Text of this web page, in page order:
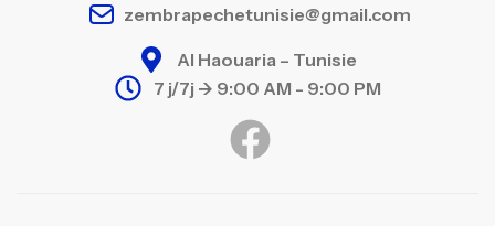
zembrapechetunisie@gmail.com
Al Haouaria – Tunisie
7 j/7j -> 9:00 AM - 9:00 PM